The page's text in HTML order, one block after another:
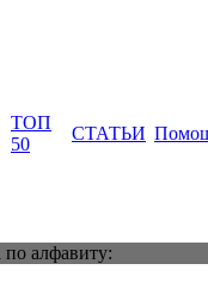
ТОП
50
СТАТЬИ
алфавиту: